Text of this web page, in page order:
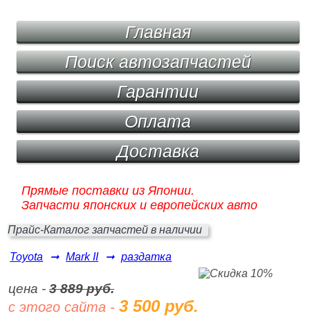
Главная
Поиск автозапчастей
Гарантии
Оплата
Доставка
Прямые поставки из Японии.
Запчасти японских и европейских авто
Прайс-Каталог запчастей в наличии
Toyota ➞ Mark II ➞ раздатка
цена -3 889 руб.
с этого сайта -3 500 руб.